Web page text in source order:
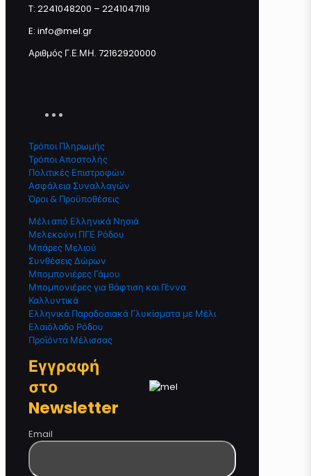
Προσθήκη στο καλάθι
T: 2241048200 – 2241047119
E: info@mel.gr
Αριθμός Γ.Ε.ΜΗ. 72162920000
Τρόποι Πληρωμής
Τρόποι Αποστολής
Πολιτικές Επιστροφών
Ασφάλεια Συναλλαγών
Όροι & Προϋποθέσεις
Μέλι από Ελληνικά Νησιά
Μελεκούνι ΠΓΕ Ρόδου
Μπάρες Μελιού
Συνθέσεις Δώρων
Μπομπονιέρες Γάμου
Μπομπονιέρες για Βάφτιση και Γέννα
Καλλυντικά
Ελληνικά Παραδοσιακά Γλυκίσματα με Μέλι
Ελαιόλαδο Ρόδου
Προϊόντα Μέλισσας
Εγγραφή
στο
Newsletter
Email